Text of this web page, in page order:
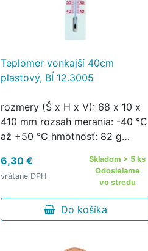
Teplomer vonkajší 40cm
plastový, BÍ 12.3005
rozmery (Š x H x V): 68 x 10 x
410 mm rozsah merania: -40 °C
až +50 °C hmotnosť: 82 g
Vonkajší závesný kvapalinový
teplomer s prehľadnou
stupnicou je vhodný pre
pripevnenie na …
6,30 €
vrátane DPH
Skladom > 5 ks
Odosielame
vo stredu
Do košíka